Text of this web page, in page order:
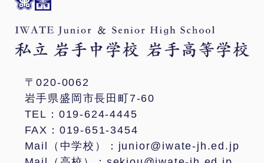
〒020-0062
岩手県盛岡市長田町7-60
TEL：019-624-4445
FAX：019-651-3454
Mail（中学校）：junior@iwate-jh.ed.jp